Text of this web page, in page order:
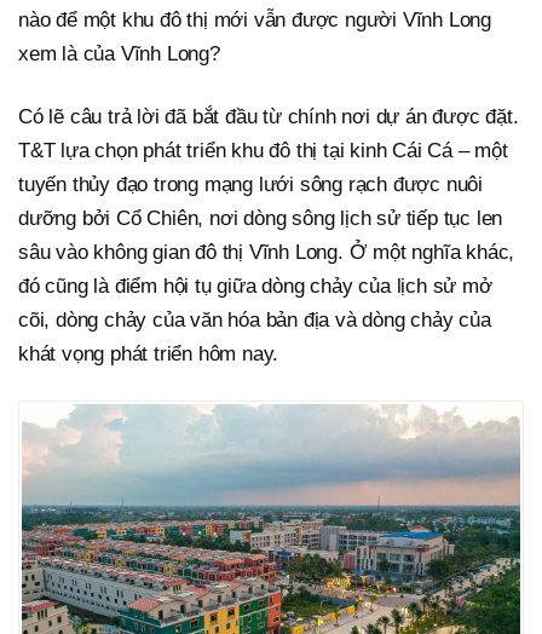
nào để một khu đô thị mới vẫn được người Vĩnh Long
xem là của Vĩnh Long?
Có lẽ câu trả lời đã bắt đầu từ chính nơi dự án được đặt.
T&T lựa chọn phát triển khu đô thị tại kinh Cái Cá – một
tuyến thủy đạo trong mạng lưới sông rạch được nuôi
dưỡng bởi Cổ Chiên, nơi dòng sông lịch sử tiếp tục len
sâu vào không gian đô thị Vĩnh Long. Ở một nghĩa khác,
đó cũng là điểm hội tụ giữa dòng chảy của lịch sử mở
cõi, dòng chảy của văn hóa bản địa và dòng chảy của
khát vọng phát triển hôm nay.